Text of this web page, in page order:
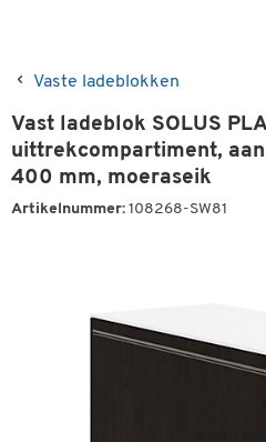
Vaste ladeblokken
Vast ladeblok SOLUS
uittrekcompartiment,
400 mm, moeraseik
Artikelnummer: 108268-SW81